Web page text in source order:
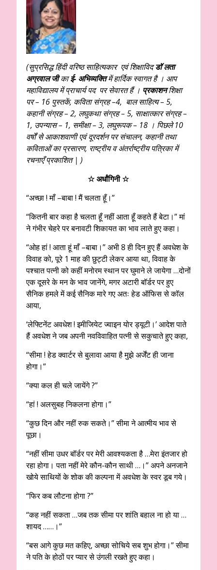
(सुप्रसिद्ध हिंदी वरिष्ठ साहित्यकार एवंशिक्षाविद डॉलता
अग्रवाल जीकाई- अभिव्यक्तिमें हार्दिक स्वागत है । आप
महाविद्यालय में प्राचार्य पद पर सेवारत हैं । प्रकाशनशिक्षा
पर– 16 पुस्तकें, कविता संग्रह –4, बाल साहित्य – 5,
कहानी संग्रह – 2, लघुकथा संग्रह – 5, साक्षात्कार संग्रह –
1, उपन्यास – 1, समीक्षा – 3, लघुरूपक – 18 । पिछले 10
वर्षों से आकाशवाणी एवं दूरदर्शन पर संचालन, कहानी तथा
कविताओं का प्रसारण, राष्ट्रीय व अंतर्राष्ट्रीय पत्रिका में
रचनाएँ प्रकाशित | )
☆ अर्धांगिनी☆
“अच्छा ! माँ –बाबा ! मैं चलता हूँ।”
“कितनी बार कहा है चलता हूँ नहीं आता हूँ कहते हैं बेटा।” मां
ने गंभीर चेहरे पर बनावटी शिकायत का भाव लाते हुए कहा।
“ओह हां ! आता हूं माँ –बाबा।” अभी 8 ही दिन हुए हैं अवधेश के
विवाह को, पूरे 1 माह की छुट्टी लेकर आया था, विवाह के
पश्चात पत्नी को कहीं मनोरम स्थान पर घुमाने ले जायेगा …दोनों
एक दूसरे के मन के भाव जानेंगे, मगर अटारी बॉर्डर पर हुए
सैनिक हमले में कई सैनिक मारे गए अतः हेड ऑफिस से कॉल
आया,
‘लेफ्टिनेंट अवधेश ! इमीजियेट ज्वाइन योर ड्यूटी।’ आदेश पाते
हैं अवधेश ने जब अपनी नवविवाहित पत्नी से सकुचाते हुए कहा,
“सीमा ! हेड क्वार्टर से बुलावा आया है मुझे अर्जेंट ही जाना
होगा।”
“क्या कल ही चले जायेंगे ?”
“हां ! अलसुबह निकलना होगा।”
“कुछ दिन और नहीं रुक सकते।” सीमा ने आत्मीय भाव से
पूछा।
“नहीं सीमा उधर बॉर्डर पर मेरी आवश्यकता है …मेरा इंतजार हो
रहा होगा। पता नहीं मेरे कौन-कौन साथी …।” अपने अनजाने
खोये साथियों के शोक की कल्पना में अवधेश के स्वर डूब गये।
“फिर कब लौटना होगा ?”
“कह नहीं सकता …जब तक सीमा पर शांति बहाल ना हो या …
शायद ……।”
“बस आगे कुछ मत कहिए, अच्छा सोचिये सब शुभ होगा।” सीमा
ने पति के होठों पर प्यार से उंगली रखते हुए कहा।